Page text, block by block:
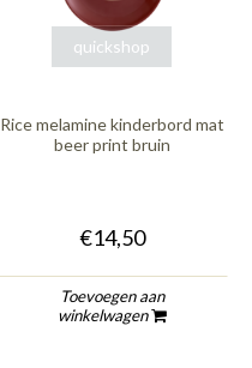
quickshop
Rice melamine kinderbord mat
beer print bruin
€14,50
Toevoegen aan
winkelwagen